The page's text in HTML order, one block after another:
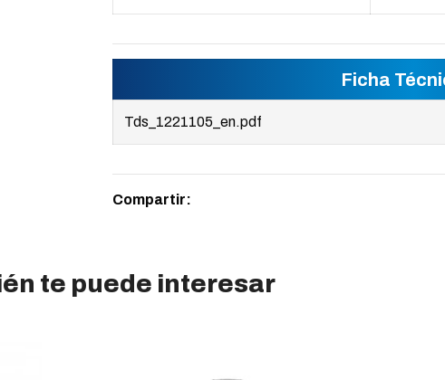
Ficha
Tds_1221105_en.pdf
Compartir:
te puede interesar